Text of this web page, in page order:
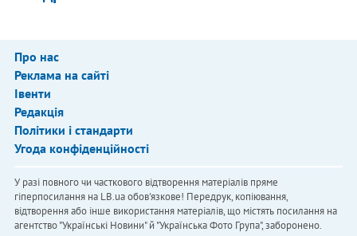
Про нас
Реклама на сайті
Івенти
Редакція
Політики і стандарти
Угода конфіденційності
У разі повного чи часткового відтворення матеріалів пряме
гіперпосилання на LB.ua обов'язкове! Передрук, копіювання,
відтворення або інше використання матеріалів, що містять посилання на
агентство "Українськi Новини" й "Українська Фото Група", заборонено.